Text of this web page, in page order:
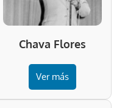
Chava Flores
Ver más